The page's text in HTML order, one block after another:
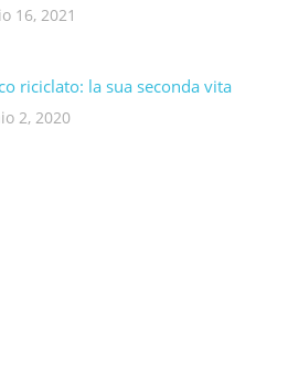
16, 2021
riciclato: la sua seconda vita​
2, 2020